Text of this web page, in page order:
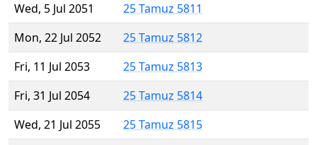
Wed, 5 Jul 2051
25 Tamuz 5811
Mon, 22 Jul 2052
25 Tamuz 5812
Fri, 11 Jul 2053
25 Tamuz 5813
Fri, 31 Jul 2054
25 Tamuz 5814
Wed, 21 Jul 2055
25 Tamuz 5815